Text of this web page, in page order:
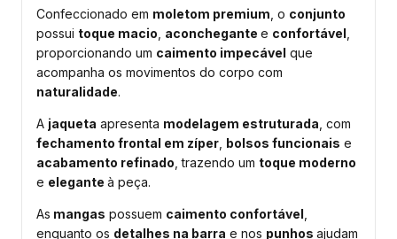
Confeccionado em moletom premium , o conjunto
possui toque macio aconchegante e confortável
proporcionando um caimento impecável que
acompanha os movimentos do corpo com
naturalidade.
A jaqueta apresenta modelagem estruturada , com
fechamento frontal em zíper bolsos funcionais e
acabamento refinado , trazendo um toque moderno
e elegante à peça.
As mangas possuem caimento confortável
enquanto os detalhes na barra e nos punhos ajudam